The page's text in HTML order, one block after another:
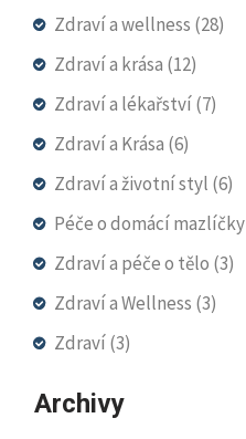
Zdraví a wellness (28)
Zdraví a krása (12)
Zdraví a lékařství(7)
Zdraví a Krása (6)
Zdraví a životní styl (6)
Péče o domácí mazlíčky
Zdraví a péče o tělo (3)
Zdraví a Wellness (3)
Zdraví(3)
Archivy